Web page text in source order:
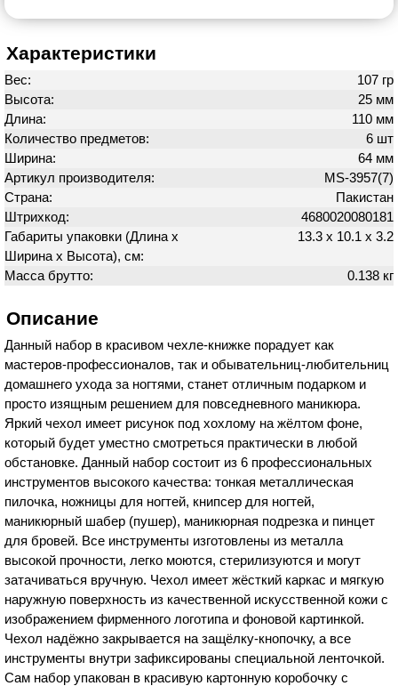
Характеристики
Вес:
107 гр
Высота:
25 мм
Длина:
110 мм
Количество предметов:
6 шт
Ширина:
64 мм
Артикул производителя:
MS-3957(7)
Страна:
Пакистан
Штрихкод:
4680020080181
Габариты упаковки (Длина х
Ширина х Высота), см:
13.3 х 10.1 х 3.2
Масса брутто: 0.138 кг
Описание
Данный набор в красивом чехле-книжке порадует как
мастеров-профессионалов, так и обывательниц-любительниц
домашнего ухода за ногтями, станет отличным подарком и
просто изящным решением для повседневного маникюра.
Яркий чехол имеет рисунок под хохлому на жёлтом фоне,
который будет уместно смотреться практически в любой
обстановке. Данный набор состоит из 6 профессиональных
инструментов высокого качества: тонкая металлическая
пилочка, ножницы для ногтей, книпсер для ногтей,
маникюрный шабер (пушер), маникюрная подрезка и пинцет
для бровей. Все инструменты изготовлены из металла
высокой прочности, легко моются, стерилизуются и могут
затачиваться вручную. Чехол имеет жёсткий каркас и мягкую
наружную поверхность из качественной искусственной кожи с
изображением фирменного логотипа и фоновой картинкой.
Чехол надёжно закрывается на защёлку-кнопочку, а все
инструменты внутри зафиксированы специальной ленточкой.
Сам набор упакован в красивую картонную коробочку с